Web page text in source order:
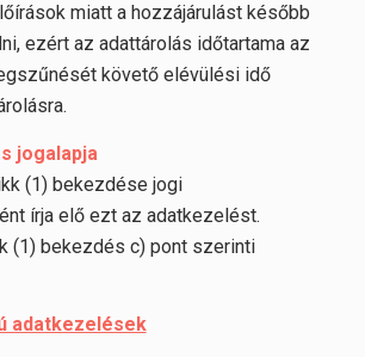
miatt a hozzájárulást később
ezért az adattárolás időtartama az
követő elévülési idő
jogalapja
(1) bekezdése jogi
írja elő ezt az adatkezelést.
(1) bekezdés c) pont szerinti
adatkezelések